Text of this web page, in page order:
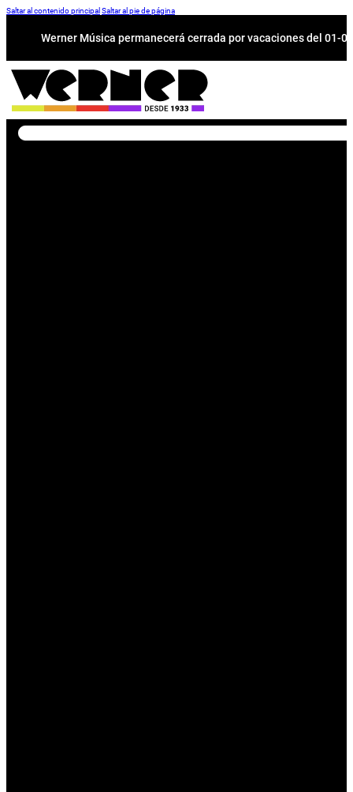
Saltar al contenido principal Saltar al pie de página
Werner Música permanecerá cerrada por vacaciones del 01-
Buscar